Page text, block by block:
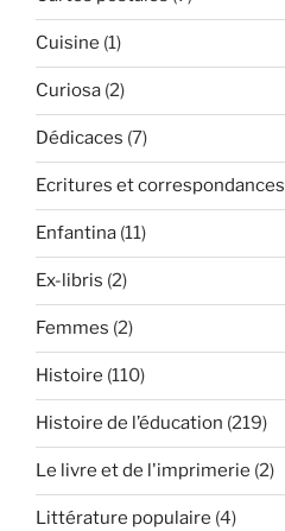
Cuisine (1)
Curiosa (2)
Dédicaces (7)
Ecritures et correspondances
Enfantina (11)
Ex-libris (2)
Femmes (2)
Histoire (110)
Histoire de l’éducation (219)
Le livre et de l'imprimerie (2)
Littérature populaire (4)